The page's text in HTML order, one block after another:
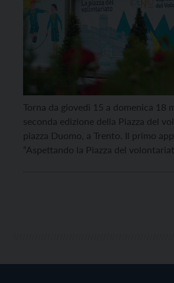
Torna da giovedì 15 a domenica 18
seconda edizione della Piazza del
piazza Duomo, a Trento. Il primo
“Aspettando la Piazza del